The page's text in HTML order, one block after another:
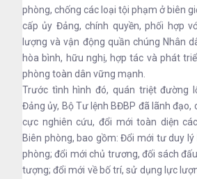
phòng, chống các loại tội phạm ở biên
cấp ủy Đảng, chính quyền, phối hợp
lượng và vận động quần chúng Nhân
hòa bình, hữu nghị, hợp tác và phát
phòng toàn dân vững mạnh.
Trước tình hình đó, quán triệt đường
Đảng ủy, Bộ Tư lệnh BĐBP đã lãnh đạo,
cực nghiên cứu, đổi mới toàn diện
Biên phòng, bao gồm: Đổi mới tư duy
phòng; đổi mới chủ trương, đối sách
tượng; đổi mới về bố trí, sử dụng lực